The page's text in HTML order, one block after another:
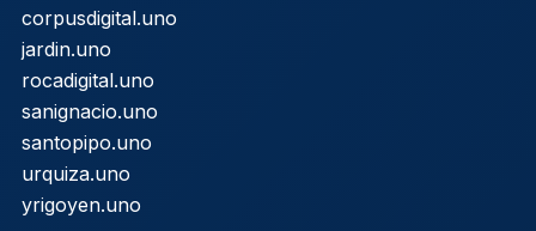
corpusdigital.uno
jardin.uno
rocadigital.uno
sanignacio.uno
santopipo.uno
urquiza.uno
yrigoyen.uno